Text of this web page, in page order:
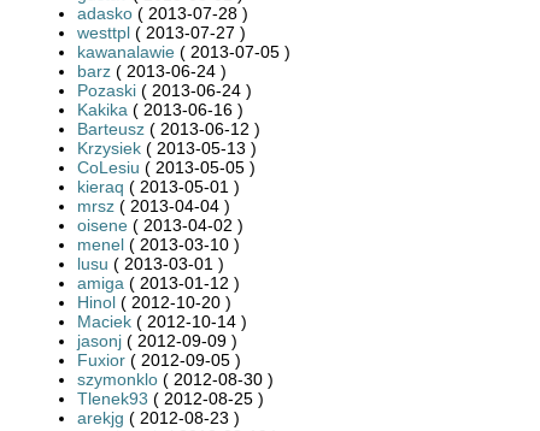
adasko ( 2013-07-28 )
westtpl ( 2013-07-27 )
kawanalawie ( 2013-07-05 )
barz ( 2013-06-24 )
Pozaski ( 2013-06-24 )
Kakika ( 2013-06-16 )
Barteusz ( 2013-06-12 )
Krzysiek ( 2013-05-13 )
CoLesiu ( 2013-05-05 )
kieraq ( 2013-05-01 )
mrsz ( 2013-04-04 )
oisene ( 2013-04-02 )
menel ( 2013-03-10 )
lusu ( 2013-03-01 )
amiga ( 2013-01-12 )
Hinol ( 2012-10-20 )
Maciek ( 2012-10-14 )
jasonj ( 2012-09-09 )
Fuxior ( 2012-09-05 )
szymonklo ( 2012-08-30 )
Tlenek93 ( 2012-08-25 )
arekjg ( 2012-08-23 )